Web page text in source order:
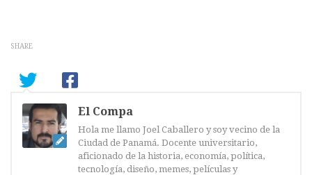
SHARE
El Compa
Hola me llamo Joel Caballero y soy vecino de la
Ciudad de Panamá. Docente universitario,
aficionado de la historia, economía, política,
tecnología, diseño, memes, películas y